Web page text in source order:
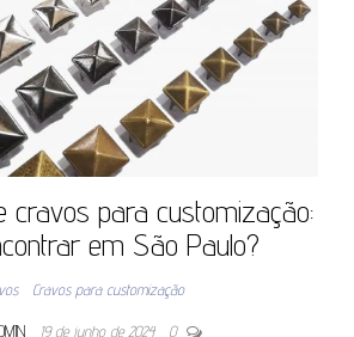
cravos para customização:
em São Paulo?
Cravos para customização
19 de junho de 2024 0